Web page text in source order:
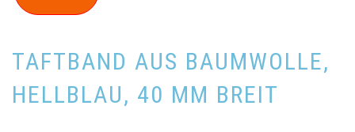
TAFTBAND AUS BAUMWOLLE,
HELLBLAU, 40 MM BREIT